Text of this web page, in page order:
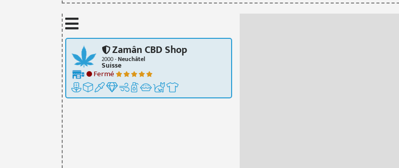
Zamân CBD Shop
2000 -Neuchâtel
Suisse
Fermé